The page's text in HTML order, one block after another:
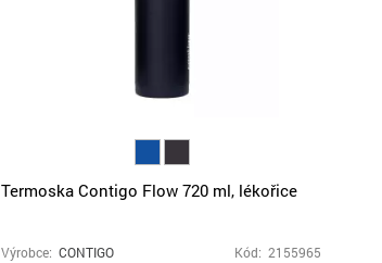
Termoska Contigo Flow 720 ml, lékořice
Výrobce:CONTIGO Kód: 2155965